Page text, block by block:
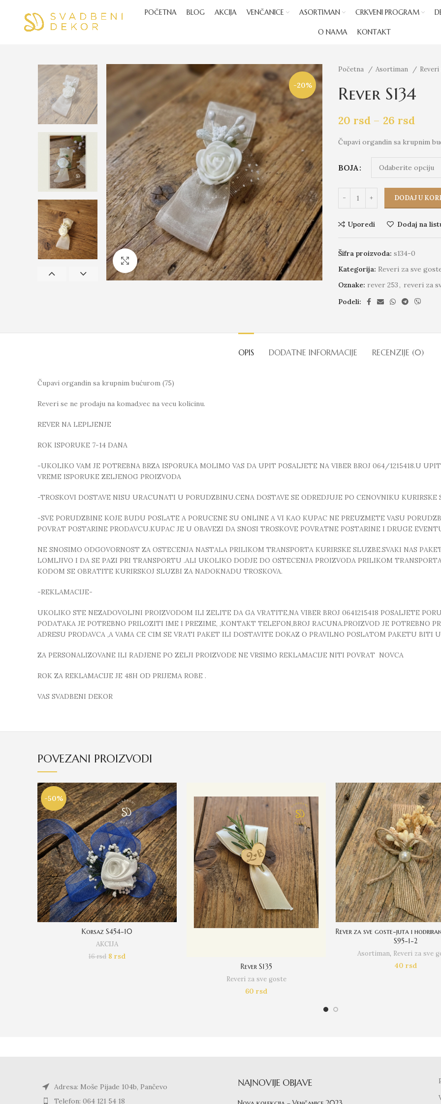
POČETNA BLOG AKCIJA VENČANICE ASORTIMAN CRKVENI PROGRAM
O NAMA KONTAKT
-20%
Click to enlarge
Početna Asortiman
Rever S134
20 rsd – 26 rsd
Čupavi organdin sa krupnim
BOJA
DODAJ U
Uporedi Dodaj na
Šifra proizvoda: s134-0
Kategorija: Reveri za sve
Oznake: rever 253, reveri za
Podeli:
OPIS DODATNE INFORMACIJE RECENZIJE (0)
Čupavi organdin sa krupnim bućurom (75)
Reveri se ne prodaju na komad,vec na vecu kolicinu.
REVER NA LEPLJENJE
ROK ISPORUKE 7-14 DANA
-UKOLIKO VAM JE POTREBNA BRZA ISPORUKA MOLIMO VAS DA UPIT POSALJETE NA VIBER BROJ 064/1215418.U
VREME ISPORUKE ZELJENOG PROIZVODA
-TROSKOVI DOSTAVE NISU URACUNATI U PORUDZBINU.CENA DOSTAVE SE ODREDJUJE PO CENOVNIKU KURIRSKE
-SVE PORUDZBINE KOJE BUDU POSLATE A PORUCENE SU ONLINE A VI KAO KUPAC NE PREUZMETE VASU
POVRAT POSTARINE PRODAVCU.KUPAC JE U OBAVEZI DA SNOSI TROSKOVE POVRATNE POSTARINE I DRUGE
NE SNOSIMO ODGOVORNOST ZA OSTECENJA NASTALA PRILIKOM TRANSPORTA KURIRSKE SLUZBE.SVAKI NAS
LOMLJIVO I DA SE PAZI PRI TRANSPORTU .ALI UKOLIKO DODJE DO OSTECENJA PROIZVODA PRILIKOM
KODOM SE OBRATITE KURIRSKOJ SLUZBI ZA NADOKNADU TROSKOVA.
-REKLAMACIJE-
UKOLIKO STE NEZADOVOLJNI PROIZVODOM ILI ZELITE DA GA VRATITE,NA VIBER BROJ 0641215418 POSALJETE
PODATAKA JE POTREBNO PRILOZITI IME I PREZIME, ,KONTAKT TELEFON,BROJ RACUNA.PROIZVOD JE POTREBNO
ADRESU PRODAVCA ,A VAMA CE CIM SE VRATI PAKET ILI DOSTAVITE DOKAZ O PRAVILNO POSLATOM PAKETU BITI
ZA PERSONALIZOVANE ILI RADJENE PO ZELJI PROIZVODE NE VRSIMO REKLAMACIJE NITI POVRAT NOVCA
ROK ZA REKLAMACIJE JE 48H OD PRIJEMA ROBE .
VAS SVADBENI DEKOR
POVEZANI PROIZVODI
-50%
Korsaz S454-10
AKCIJA
16rsd 8 rsd
Rever S135
Reveri za sve goste
60 rsd
Rever za sve goste-juta i
S95-1-2
Asortiman, Reveri za sve
40 rsd
Adresa: Moše Pijade 104b, Pančevo
Telefon: 064 121 54 18
NAJNOVIJE OBJAVE